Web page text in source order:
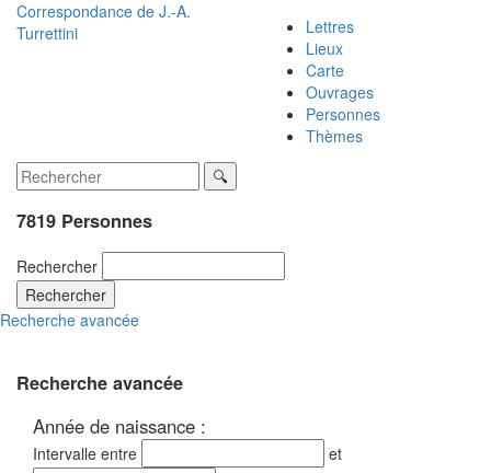
Correspondance de J.-A.
Turrettini
Lettres
Lieux
Carte
Ouvrages
Personnes
Thèmes
7819 Personnes
Rechercher
Rechercher
Recherche avancée
Recherche avancée
Année de naissance :
Intervalle entre et